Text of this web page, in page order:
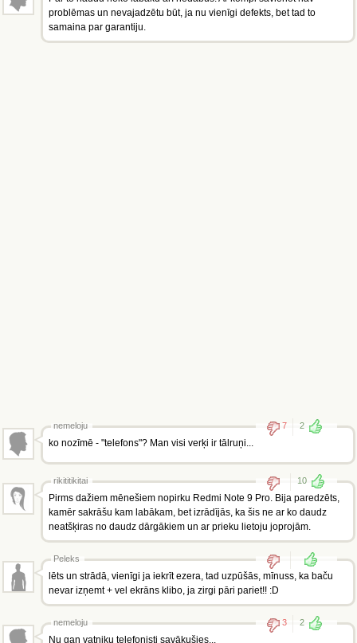
problēmas un nevajadzētu būt, ja nu vienīgi defekts, bet tad to
samaina par garantiju.
nemeloju 7 2
ko nozīmē - "telefons"? Man visi verķi ir tālruņi...
rikititikitai 10
Pirms dažiem mēnešiem nopirku Redmi Note 9 Pro. Bija paredzēts,
kamēr sakrāšu kam labākam, bet izrādījās, ka šis ne ar ko daudz
neatšķiras no daudz dārgākiem un ar prieku lietoju joprojām.
Peleks
lēts un strādā, vienīgi ja iekrīt ezera, tad uzpūšās, mīnuss, ka baču
nevar izņemt + vel ekrāns klibo, ja zirgi pāri pariet!! :D
nemeloju 3 2
Nu gan vatņiku telefonisti savākušies...